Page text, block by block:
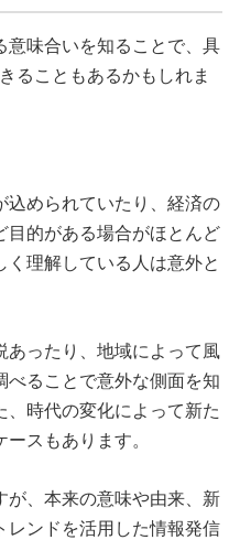
意味合いを知ることで、具
ることもあるかもしれま
込められていたり、経済の
目的がある場合がほとんど
理解している人は意外と
あったり、地域によって風
べることで意外な側面を知
、時代の変化によって新た
スもあります。
が、本来の意味や由来、新
レンドを活用した情報発信